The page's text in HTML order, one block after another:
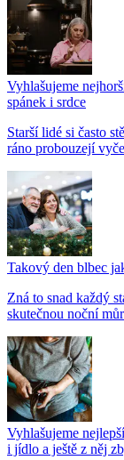
Vyhlašujeme
spánek i srdce
Starší lidé si často
ráno probouzejí
Takový den blbec
Zná to snad každý
skutečnou noční
Vyhlašujeme
i jídlo a ještě z něj